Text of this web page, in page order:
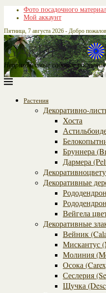
Фото посадочного
Мой аккаунт
Пятница, 7 августа 2026 - Добро
Неприхотливые садовые растения
Растения
Декоративно-
Хоста
Бруннера
Дармера
Декоративные
Вейгела
Декоративные
Вейник
Мискантус
Молиния
Осока
Сеслерия
Щучка